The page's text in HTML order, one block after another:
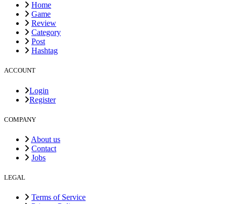
Home
Game
Review
Category
Post
Hashtag
ACCOUNT
Login
Register
COMPANY
About us
Contact
Jobs
LEGAL
Terms of Service